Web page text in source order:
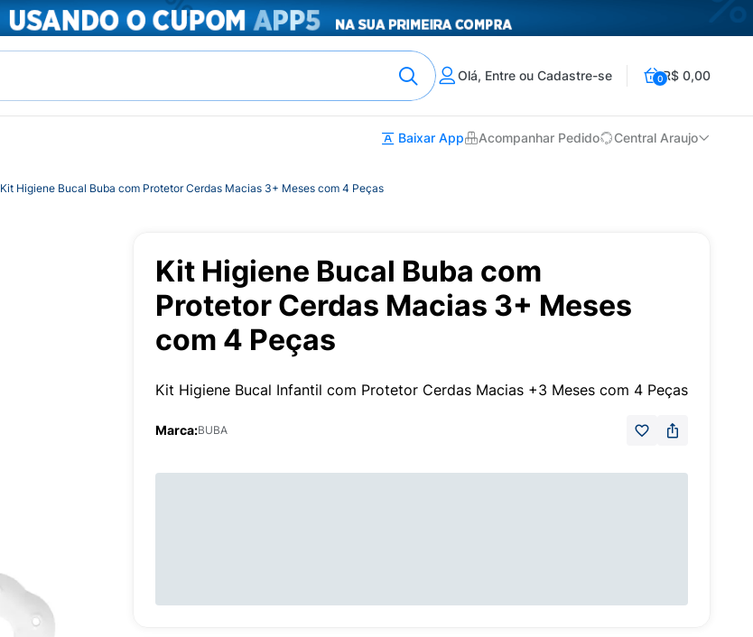
Olá, Entre ou Cadastre-se 0R$ 0,00
Baixar App Acompanhar Pedido Central Araujo
Kit Higiene Bucal Buba com Protetor Cerdas Macias 3+ Meses com 4 Peças
Kit Higiene Bucal Buba com
Protetor Cerdas Macias 3+ Meses
com 4 Peças
Kit Higiene Bucal Infantil com Protetor Cerdas Macias +3 Meses com 4 Peças
Marca:BUBA